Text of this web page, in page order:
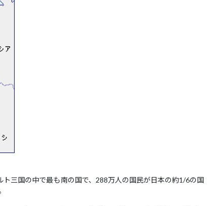
三国の中で最も南の国で、288万人の国民が日本の約1/6の国